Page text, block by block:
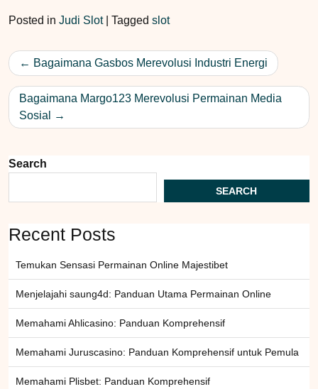
Posted in Judi Slot| Tagged slot
Post
navigation
Bagaimana Gasbos Merevolusi Industri Energi
Bagaimana Margo123 Merevolusi Permainan Media
Sosial
Search
SEARCH
Recent Posts
Temukan Sensasi Permainan Online Majestibet
Menjelajahi saung4d: Panduan Utama Permainan Online
Memahami Ahlicasino: Panduan Komprehensif
Memahami Juruscasino: Panduan Komprehensif untuk Pemula
Memahami Plisbet: Panduan Komprehensif